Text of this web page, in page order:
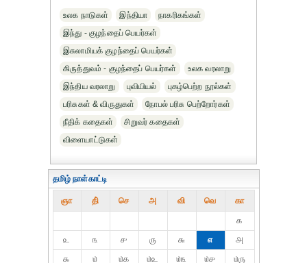
உலக நாடுகள் இந்தியா
நாகரிகங்கள்
இந்து - குழந்தைப் பெயர்கள்
இசுலாமியக் குழந்தைப் பெயர்கள்
கிருத்துவம் - குழந்தைப் பெயர்கள்
உலக வரலாறு
இந்திய வரலாறு
புவியியல்
புகழ்பெற்ற நூல்கள்
பரிசுகள் & விருதுகள்
நோபல் பரிசு‎ பெற்றோர்‎கள்
நீதிக் கதைகள்
சிறுவர் கதைகள்
விளையாட்டுகள்
தமிழ் நாள்காட்டி
ஞா தி் செ அ வி வெ கா
௧
௨
௩ ௪ ௫ ௬ ௭
௮
௯
௰ ௰௧ ௰௨ ௰௩ ௰௪
௰௫